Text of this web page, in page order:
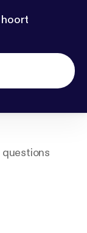
hoort
questions
on Twitter.